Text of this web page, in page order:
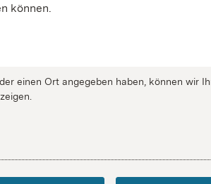
können.
einen Ort angegeben haben, können wir